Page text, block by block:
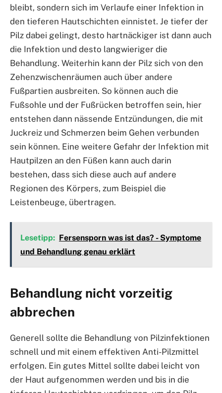
bleibt, sondern sich im Verlaufe einer Infektion in
den tieferen Hautschichten einnistet. Je tiefer der
Pilz dabei gelingt, desto hartnäckiger ist dann auch
die Infektion und desto langwieriger die
Behandlung. Weiterhin kann der Pilz sich von den
Zehenzwischenräumen auch über andere
Fußpartien ausbreiten. So können auch die
Fußsohle und der Fußrücken betroffen sein, hier
entstehen dann nässende Entzündungen, die mit
Juckreiz und Schmerzen beim Gehen verbunden
sein können. Eine weitere Gefahr der Infektion mit
Hautpilzen an den Füßen kann auch darin
bestehen, dass sich diese auch auf andere
Regionen des Körpers, zum Beispiel die
Leistenbeuge, übertragen.
Lesetipp: Fersensporn was ist das? - Symptome
und Behandlung genau erklärt
Behandlung nicht vorzeitig
abbrechen
Generell sollte die Behandlung von Pilzinfektionen
schnell und mit einem effektiven Anti-Pilzmittel
erfolgen. Ein gutes Mittel sollte dabei leicht von
der Haut aufgenommen werden und bis in die